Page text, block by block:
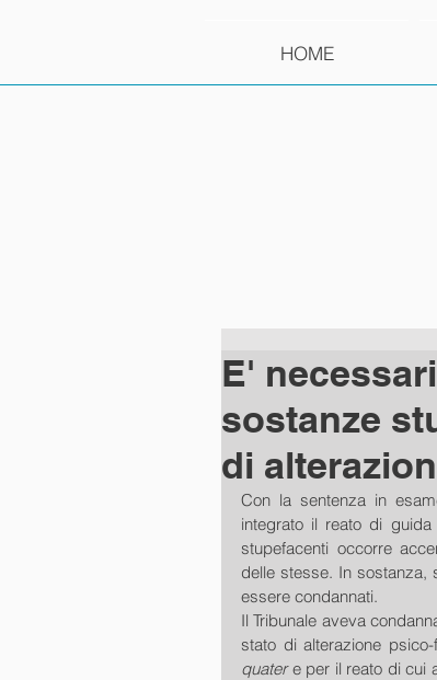
HOME
E'
sostanze
di
Con la sentenza in
integrato il reato di
stupefacenti occorre
delle stesse. In sostanza,
essere condannati.
Il Tribunale aveva
stato di alterazione
quater e per il reato di cui